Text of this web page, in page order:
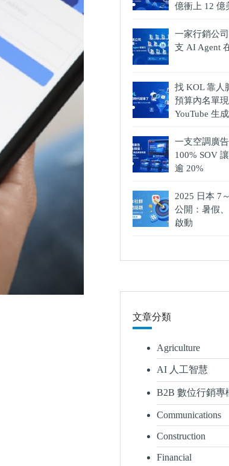
億衝上 12 億
一家行銷公
支 AI Agent
找 KOL 靠人
預算內名單
YouTube 生成
一支空調廣
100% SOV
逾 20%
2025 日本 7
公開：暑假
啟動
文章分類
Agriculture
AI 人工智慧
B2B 數位行銷專
Communications
Construction
Financial